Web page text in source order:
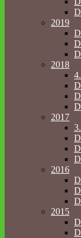
2019
2018
2017
2016
2015